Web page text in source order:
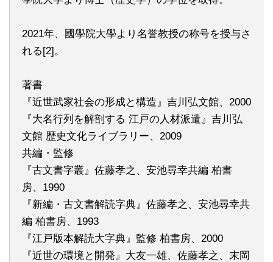
2021年、國學院大學より名誉教授の称号を授与さ
れる[2]。
著書
『近世武家社会の形成と構造』吉川弘文館、2000
『大名行列を解剖する 江戸の人材派遣』吉川弘
文館 歴史文化ライブラリー、2009
共編・監修
『古文書字叢』佐藤孝之、安池尋幸共編 柏書
房、1990
『新編・古文書解読字典』佐藤孝之、安池尋幸共
編 柏書房、1993
『江戸版本解読大字典』監修 柏書房、2000
『近世の環境と開発』大友一雄、佐藤孝之、末岡